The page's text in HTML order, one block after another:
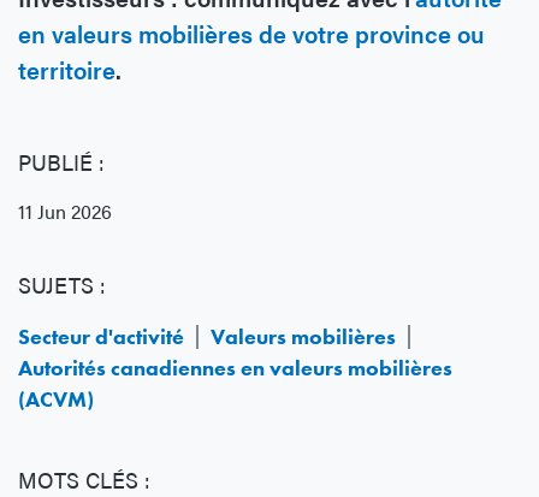
PUBLIÉ :
11 Jun 2026
SUJETS :
Secteur d'activité
Valeurs mobilières
Autorités canadiennes en valeurs mobilières
(ACVM)
MOTS CLÉS :
en valeurs mobilières de votre province ou
territoire.